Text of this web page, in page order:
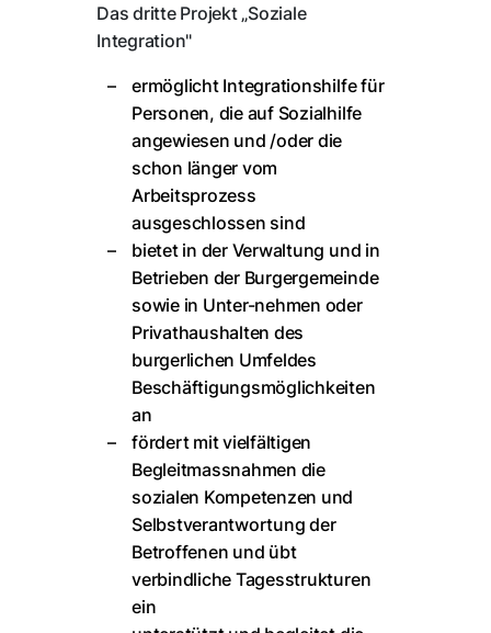
Das dritte Projekt „Soziale
Integration"
ermöglicht Integrationshilfe für
Personen, die auf Sozialhilfe
angewiesen und /oder die
schon länger vom
Arbeitsprozess
ausgeschlossen sind
bietet in der Verwaltung und in
Betrieben der Burgergemeinde
sowie in Unter-nehmen oder
Privathaushalten des
burgerlichen Umfeldes
Beschäftigungsmöglichkeiten
an
fördert mit vielfältigen
Begleitmassnahmen die
sozialen Kompetenzen und
Selbstverantwortung der
Betroffenen und übt
verbindliche Tagesstrukturen
ein